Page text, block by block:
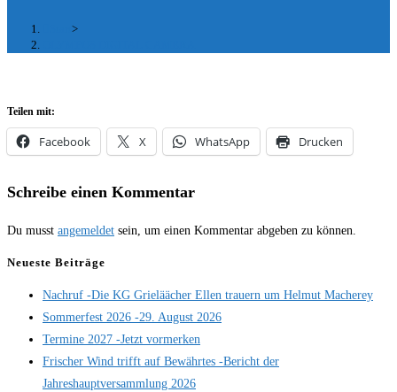
>
Teilen mit:
Facebook X WhatsApp Drucken
Schreibe einen Kommentar
Du musst angemeldet sein, um einen Kommentar abgeben zu können.
Neueste Beiträge
Nachruf -Die KG Grieläächer Ellen trauern um Helmut Macherey
Sommerfest 2026 -29. August 2026
Termine 2027 -Jetzt vormerken
Frischer Wind trifft auf Bewährtes -Bericht der
Jahreshauptversammlung 2026